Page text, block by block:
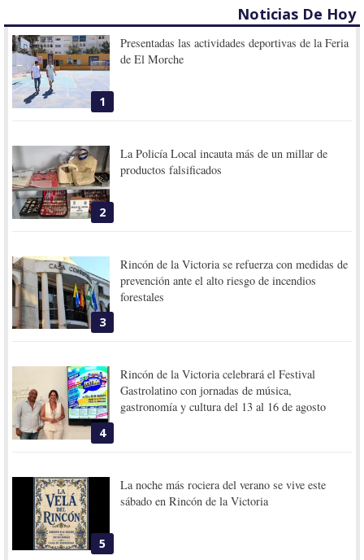
Noticias De Hoy
1
Presentadas las actividades deportivas de la Feria
de El Morche
2
La Policía Local incauta más de un millar de
productos falsificados
3
Rincón de la Victoria se refuerza con medidas de
prevención ante el alto riesgo de incendios
forestales
4
Rincón de la Victoria celebrará el Festival
Gastrolatino con jornadas de música,
gastronomía y cultura del 13 al 16 de agosto
5
La noche más rociera del verano se vive este
sábado en Rincón de la Victoria